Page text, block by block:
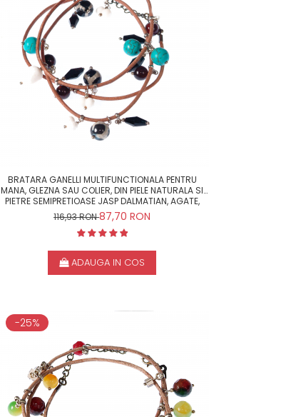
BRATARA GANELLI MULTIFUNCTIONALA PENTRU
MANA, GLEZNA SAU COLIER, DIN PIELE NATURALA SI
PIETRE SEMIPRETIOASE JASP DALMATIAN, AGATE,
CORAL ALB, TURCOAZ
116,93 RON87,70 RON
ADAUGA IN COS
-25%